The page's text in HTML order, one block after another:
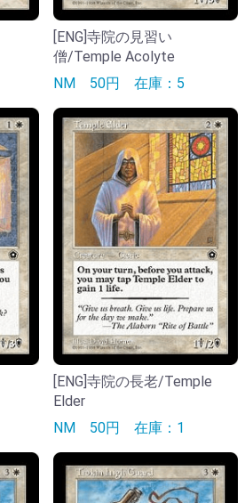
[ENG]寺院の見習い
僧/Temple Acolyte
NM 50円 在庫：5
[ENG]寺院の長老/Temple
Elder
NM 50円 在庫：1